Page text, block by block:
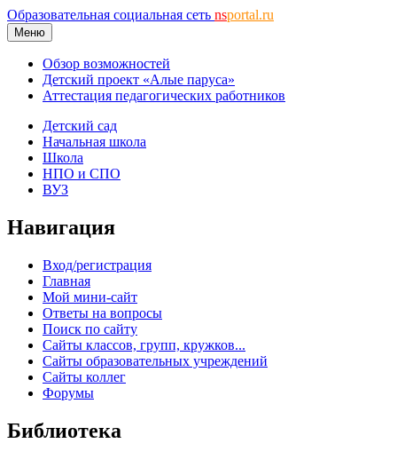
Образовательная социальная сеть nsportal.ru
Меню
Обзор возможностей
Детский проект «Алые паруса»
Аттестация педагогических работников
Детский сад
Начальная школа
Школа
НПО и СПО
ВУЗ
Навигация
Вход/регистрация
Главная
Мой мини-сайт
Ответы на вопросы
Поиск по сайту
Сайты классов, групп, кружков...
Сайты образовательных учреждений
Сайты коллег
Форумы
Библиотека